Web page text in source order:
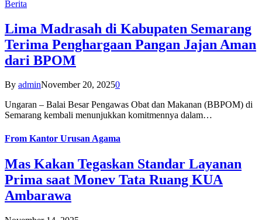
Berita
Lima Madrasah di Kabupaten Semarang
Terima Penghargaan Pangan Jajan Aman
dari BPOM
By adminNovember 20, 20250
Ungaran – Balai Besar Pengawas Obat dan Makanan (BBPOM) di
Semarang kembali menunjukkan komitmennya dalam…
From Kantor Urusan Agama
Mas Kakan Tegaskan Standar Layanan
Prima saat Monev Tata Ruang KUA
Ambarawa